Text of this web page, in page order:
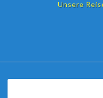
Unsere